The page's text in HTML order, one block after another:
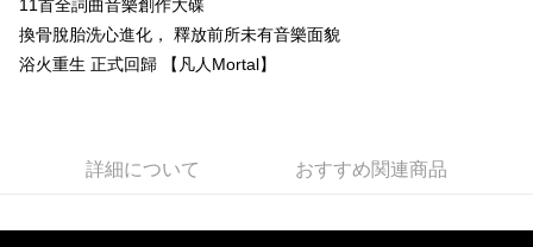
配送方法
付款後全家取貨
11首全詞曲音樂創作大碟
換骨脫胎洗心進化， 釋放前所未有音樂面貌
浴火重生 正式回歸 【凡人Mortal】
詳細について おすすめ関連商品